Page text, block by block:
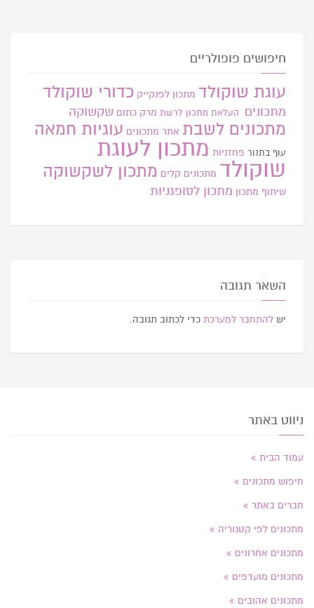
חיפושים פופולריים
עוגת שוקולד מתכון לפנקייק כדורי שוקולד
מתכונים העלאת מתכון לרשת מרק כתום שקשוקה
מתכונים לשבת אתר מתכונים עוגיות חמאה
עוף בתנור פחזניות מתכון לעוגת
שוקולד מתכונים קלים מתכון לשקשוקה
שיתוף מתכון מתכון לסופגניות
השאר תגובה
יש להתחבר למערכת כדי לכתוב תגובה.
ניווט באתר
עמוד הבית
חיפוש מתכונים
חברים באתר
מתכונים לפי קטגוריה
מתכונים אחרונים
מתכונים מועדפים
מתכונים אהובים